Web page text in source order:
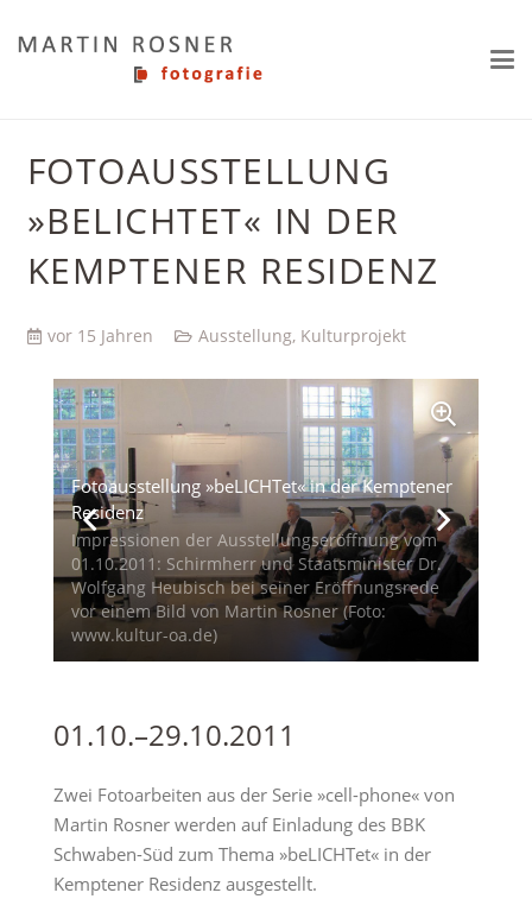
FOTOAUSSTELLUNG
»BELICHTET« IN DER
KEMPTENER RESIDENZ
vor 15 Jahren Ausstellung, Kulturprojekt
Fotoausstellung »beLICHTet« in der Kemptener
Residenz
Impressionen der Ausstellungseröffnung vom
01.10.2011: Schirmherr und Staatsminister Dr.
Wolfgang Heubisch bei seiner Eröffnungsrede
vor einem Bild von Martin Rosner (Foto:
www.kultur-oa.de)
01.10.–29.10.2011
Zwei Fotoarbeiten aus der Serie »cell-phone« von
Martin Rosner werden auf Einladung des BBK
Schwaben-Süd zum Thema »beLICHTet« in der
Kemptener Residenz ausgestellt.